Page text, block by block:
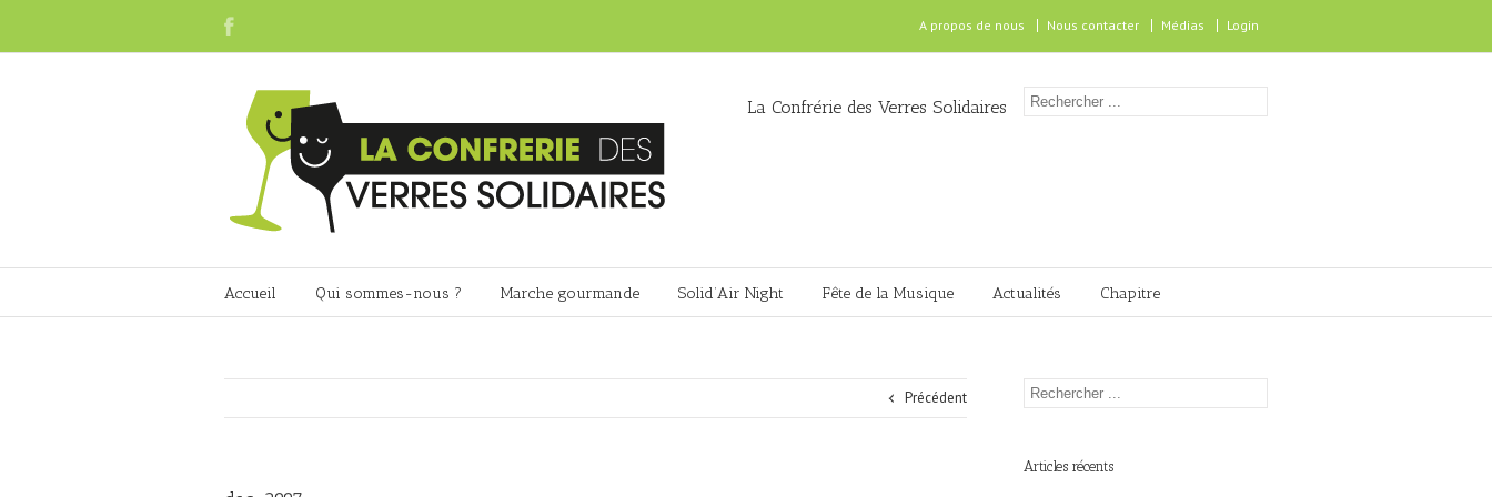
A propos de nous Nous contacter Médias Login
La Confrérie des Verres Solidaires
Accueil Qui sommes-nous ? Marche gourmande Solid’Air Night Fête de la Musique Actualités Chapitre
Précédent
Articles récents